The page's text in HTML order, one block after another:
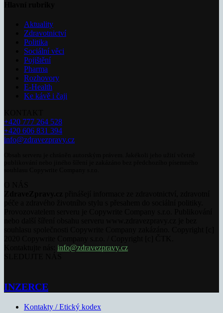
Aktuality
Zdravotnictví
Politika
Sociální věci
Pojištění
Pharma
Rozhovory
E-Health
Ke kávě i čaji
+420 777 264 528
+420 606 831 394
info@zdravezpravy.cz
info@zdravezpravy.cz
INZERCE
Kontakty / Etický kodex